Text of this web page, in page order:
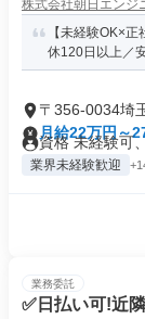
株式会社朝日エンジ
【未経験OK×
休120日以上
〒356-0034埼
月給22万円～
資格 未経験可
業界未経験歓迎
業務委託
✅日払い可!近